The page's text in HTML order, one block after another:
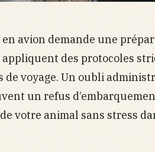
avion demande une
des protocoles
de voyage. Un oubli
un refus
votre animal sans stress